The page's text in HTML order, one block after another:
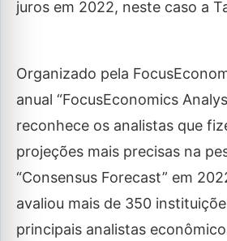
juros em 2022, neste caso a
Organizado pela
anual “FocusEconomics
reconhece os analistas que
projeções mais precisas na
“Consensus Forecast” em
avaliou mais de 350
principais analistas